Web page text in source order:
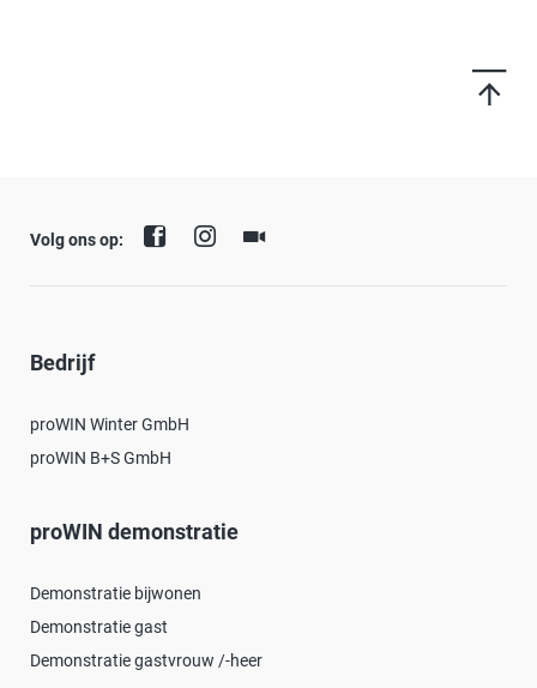
Volg ons op:
Bedrijf
proWIN Winter GmbH
proWIN B+S GmbH
proWIN demonstratie
Demonstratie bijwonen
Demonstratie gast
Demonstratie gastvrouw /-heer